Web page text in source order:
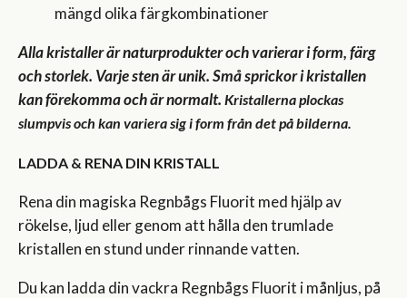
mängd olika färgkombinationer
Alla kristaller är naturprodukter och varierar i form, färg
och storlek. Varje sten är unik. Små sprickor i kristallen
kan förekomma och är normalt. Kristallerna plockas
slumpvis och kan variera sig i form från det på bilderna.
LADDA & RENA DIN KRISTALL
Rena din magiska Regnbågs Fluorit med hjälp av
rökelse, ljud eller genom att hålla den trumlade
kristallen en stund under rinnande vatten.
Du kan ladda din vackra Regnbågs Fluorit i månljus, på